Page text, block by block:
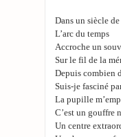
Dans un siècle
L’arc du temps
Accroche un
Sur le fil de la
Depuis combien
Suis-je fasciné
La pupille
C’est un gouffre
Un centre